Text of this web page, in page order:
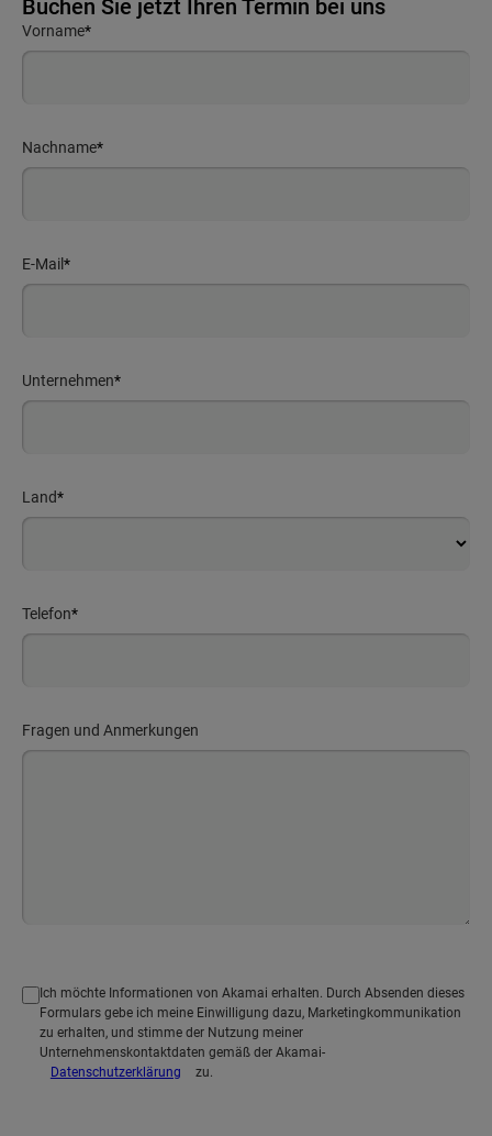
Buchen Sie jetzt Ihren Termin bei uns
*
Vorname
*
Nachname
*
E-Mail
*
Unternehmen
*
Land
*
Telefon
Fragen und Anmerkungen
Ich möchte Informationen von Akamai erhalten. Durch Absenden dieses
Formulars gebe ich meine Einwilligung dazu, Marketingkommunikation
zu erhalten, und stimme der Nutzung meiner
Unternehmenskontaktdaten gemäß der Akamai-
Datenschutzerklärung
zu.